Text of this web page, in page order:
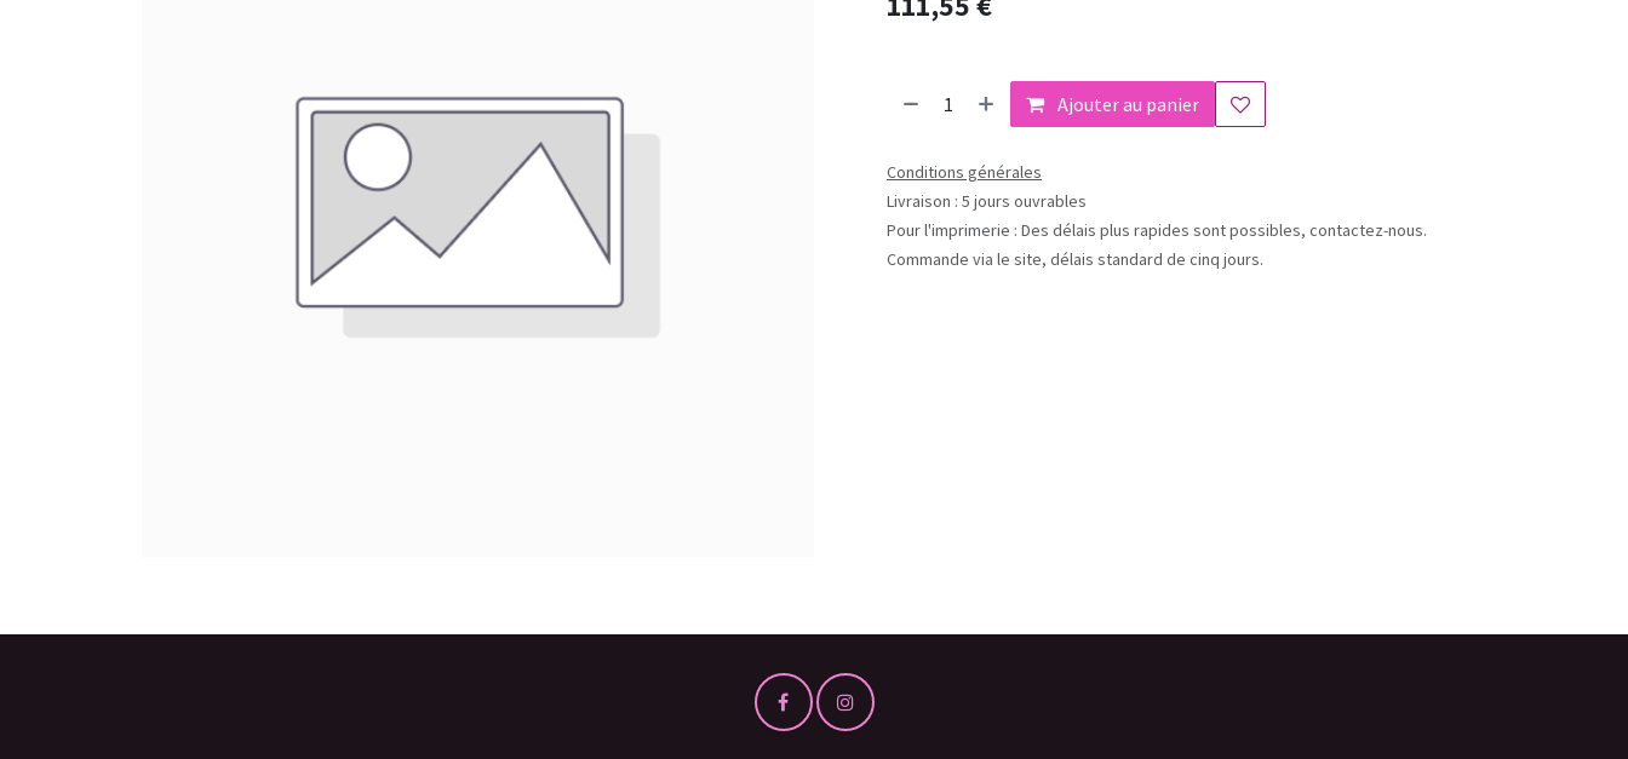
Ajouter au panier
Conditions générales
Livraison : 5 jours ouvrables
Pour l'imprimerie : Des délais plus rapides sont possibles, contactez-nous.
Commande via le site, délais standard de cinq jours.